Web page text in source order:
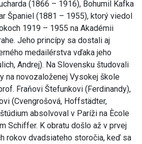
(1866 – 1916), Bohumil Kafka
Španiel (1881 – 1955), ktorý viedol
1919 – 1955 na Akadémii
Jeho princípy sa dostali aj
medailérstva vďaka jeho
Andrej). Na Slovensku študovali
na novozaloženej Vysokej škole
Fraňovi Štefunkovi (Ferdinandy),
(Cvengrošová, Hoffstädter,
absolvoval v Paríži na Ècole
Schiffer. K obratu došlo až v prvej
rokov dvadsiateho storočia, keď sa